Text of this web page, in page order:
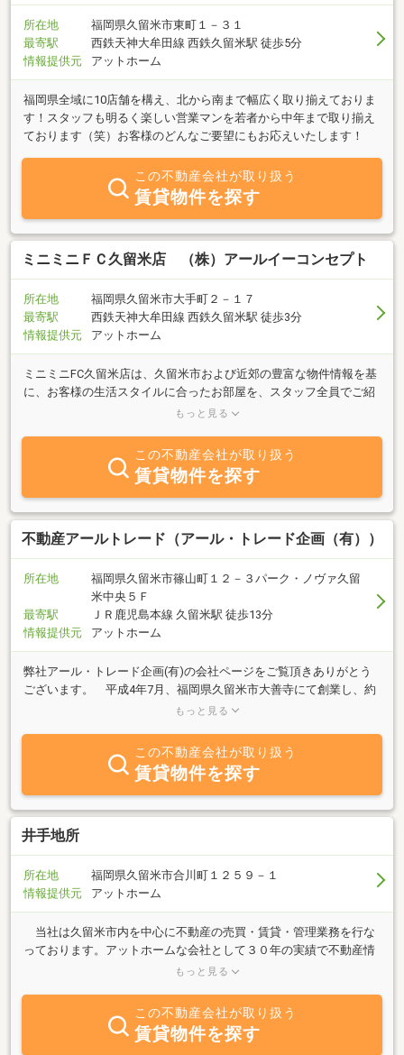
所在地
福岡県久留米市東町１－３１
最寄駅
西鉄天神大牟田線 西鉄久留米駅 徒歩5分
情報提供元
アットホーム
福岡県全域に10店舗を構え、北から南まで幅広く取り揃えておりま
す！スタッフも明るく楽しい営業マンを若者から中年まで取り揃え
ております（笑）お客様のどんなご要望にもお応えいたします！
この不動産会社が取り扱う
賃貸物件を探す
ミニミニＦＣ久留米店 （株）アールイーコンセプト
所在地
福岡県久留米市大手町２－１７
最寄駅
西鉄天神大牟田線 西鉄久留米駅 徒歩3分
情報提供元
アットホーム
ミニミニFC久留米店は、久留米市および近郊の豊富な物件情報を基
に、お客様の生活スタイルに合ったお部屋を、スタッフ全員でご紹
介させていただきます。エリアを熟知した経験豊富なスタッフが、
じて「安心」と「満足」をお届けし、快適で幸せな毎日をカタチに
することをお約束します！お気軽にご来店下さい。みなさまのお越
しを心よりお待ちしております。
もっと見る
この不動産会社が取り扱う
賃貸物件を探す
不動産アールトレード（アール・トレード企画（有））
所在地
福岡県久留米市篠山町１２－３パーク・ノヴァ久留
米中央５Ｆ
最寄駅
ＪＲ鹿児島本線 久留米駅 徒歩13分
情報提供元
アットホーム
弊社アール・トレード企画(有)の会社ページをご覧頂きありがとう
ございます。 平成4年7月、福岡県久留米市大善寺にて創業し、約
30年が経ちました。現在は久留米市役所東隣に本社を移転しており
自動車販売業のessential3業種をメインにお客様からのさまざまな
相談に対してプロポーザル的立場でのコンサルティングに取り組ん
でいます。また、地方創生の一端を担うこれらの業種に矜持の念を
感じています。 結びとなりますが、社員一同お客様への貢献と還
元をお約束いたします。 お客様との出会いに感謝。 代
表取締役 西村竜一
もっと見る
この不動産会社が取り扱う
賃貸物件を探す
井手地所
所在地
福岡県久留米市合川町１２５９－１
情報提供元
アットホーム
当社は久留米市内を中心に不動産の売買・賃貸・管理業務を行な
っております。アットホームな会社として３０年の実績で不動産情
報を提供し、お客様のお手伝いをさせていただきます。お気軽にお
もっと見る
この不動産会社が取り扱う
賃貸物件を探す